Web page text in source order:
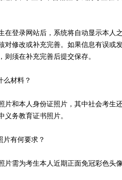
登录网站后，系统将自动显示本人
对修改或补充完善。如果信息有误或
则须在补充完善后提交保存。
材料？
和本人身份证照片，其中社会考生
义务教育证书照片。
有何要求？
需为考生本人近期正面免冠彩色头